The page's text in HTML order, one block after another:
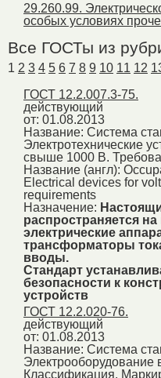
29.260.99.
особых условиях
Все ГОСТы из
1 2 3 4 5 6 7 8 9 10 11 12
ГОСТ 12.2.007.3-75.
действующий
от: 01.08.2013
Название: Система
Электротехнические
свыше 1000 В.
Название (англ):
Electrical devices for
requirements
Назначение:
распространяется
электрические
трансформаторы
вводы.
Стандарт
безопасности к
устройств
ГОСТ 12.2.020-76.
действующий
от: 01.08.2013
Название: Система
Классификация.